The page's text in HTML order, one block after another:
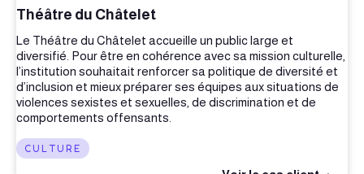
Théâtre du Châtelet
Le Théâtre du Châtelet accueille un public large et
diversifié. Pour être en cohérence avec sa mission culturelle,
l’institution souhaitait renforcer sa politique de diversité et
d’inclusion et mieux préparer ses équipes aux situations de
violences sexistes et sexuelles, de discrimination et de
comportements offensants.
CULTURE